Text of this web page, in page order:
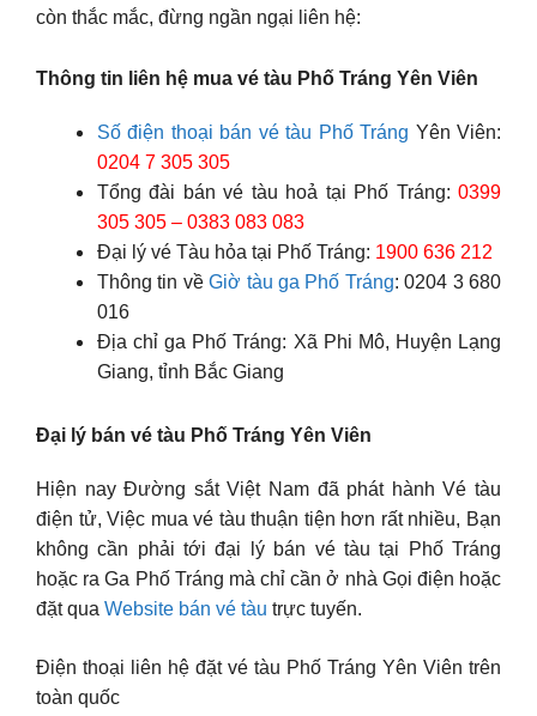
còn thắc mắc, đừng ngần ngại liên hệ:
Thông tin liên hệ mua vé tàu Phố Tráng Yên Viên
Số điện thoại bán vé tàu Phố Tráng Yên Viên:
0204 7 305 305
Tổng đài bán vé tàu hoả tại Phố Tráng: 0399
305 305 – 0383 083 083
Đại lý vé Tàu hỏa tại Phố Tráng: 1900 636 212
Thông tin vềGiờ tàu ga Phố Tráng: 0204 3 680
016
Địa chỉ ga Phố Tráng: Xã Phi Mô, Huyện Lạng
Giang, tỉnh Bắc Giang
Đại lý bán vé tàu Phố Tráng Yên Viên
Hiện nay Đường sắt Việt Nam đã phát hành Vé tàu
điện tử, Việc mua vé tàu thuận tiện hơn rất nhiều, Bạn
không cần phải tới đại lý bán vé tàu tại Phố Tráng
hoặc ra Ga Phố Tráng mà chỉ cần ở nhà Gọi điện hoặc
đặt qua Website bán vé tàu trực tuyến.
Điện thoại liên hệ đặt vé tàu Phố Tráng Yên Viên trên
toàn quốc